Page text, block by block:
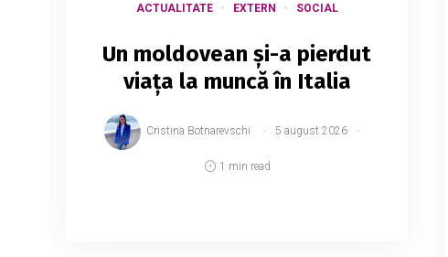
ACTUALITATE EXTERN SOCIAL
Un moldovean și-a pierdut
viața la muncă în Italia
Cristina Botnarevschi 5 august 2026
1 min read